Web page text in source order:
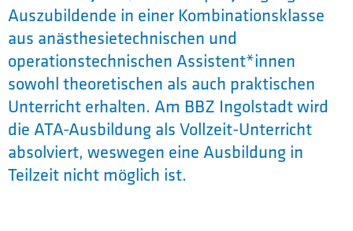
Auszubildende in einer Kombinationsklasse
aus anästhesietechnischen und
operationstechnischen Assistent*innen
sowohl theoretischen als auch praktischen
Unterricht erhalten. Am BBZ Ingolstadt wird
die ATA-Ausbildung als Vollzeit-Unterricht
absolviert, weswegen eine Ausbildung in
Teilzeit nicht möglich ist.